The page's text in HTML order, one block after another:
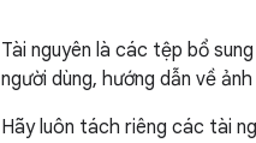
Tài nguyên là các tệp bổ
người dùng, hướng dẫn về ảnh
Hãy luôn tách riêng các tài